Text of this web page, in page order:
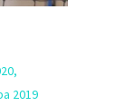
,
2019